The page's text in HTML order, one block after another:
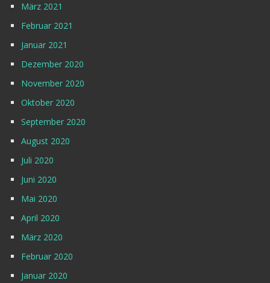
März 2021
Februar 2021
Januar 2021
Dezember 2020
November 2020
Oktober 2020
September 2020
August 2020
Juli 2020
Juni 2020
Mai 2020
April 2020
März 2020
Februar 2020
Januar 2020